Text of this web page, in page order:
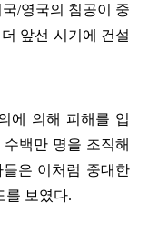
/영국의 침공이 중
앞선 시기에 건설
에 의해 피해를 입
백만 명을 조직해
은 이처럼 중대한
를 보였다.